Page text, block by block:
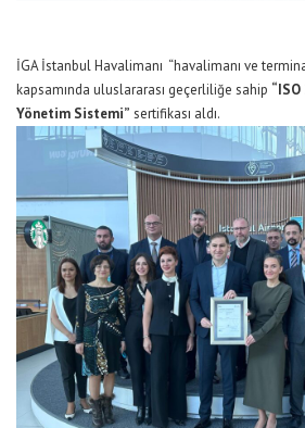
İGA İstanbul Havalimanı “havalimanı ve
kapsamında uluslararası geçerliliğe sahip
Yönetim Sistemi” sertifikası aldı.